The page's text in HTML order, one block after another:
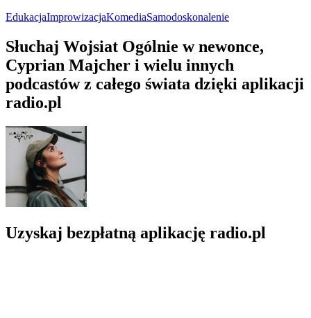
EdukacjaImprowizacjaKomediaSamodoskonalenie
Słuchaj Wojsiat Ogólnie w newonce,
Cyprian Majcher i wielu innych
podcastów z całego świata dzięki aplikacji
radio.pl
Uzyskaj bezpłatną aplikację radio.pl